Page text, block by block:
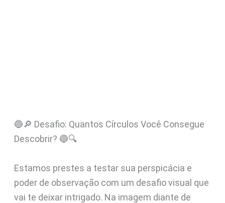
🔵🔎 Desafio: Quantos Círculos Você Consegue
Descobrir? 🔵🔍
Estamos prestes a testar sua perspicácia e
poder de observação com um desafio visual que
vai te deixar intrigado. Na imagem diante de